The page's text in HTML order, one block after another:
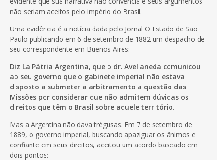
não seriam aceitos pelo império do Brasil.
Uma evidência é a notícia dada pelo Jornal O Estado de São
Paulo publicando em 6 de setembro de 1882 um despacho de
seu correspondente em Buenos Aires:
Diz La Pátria Argentina, que o dr. Avellaneda comunicou
ao seu governo que o gabinete imperial não estava
disposto a submeter a arbitramento a questão das
Missões por considerar que não admitem dúvidas os
direitos que têm o Brasil sobre aquele território.
Mas a Argentina não dava trégusas. Em 7 de setembro de
1889, o governo imperial, buscando apaziguar os ânimos e
confiante em seus direitos, aceitou um acordo baseado em
dois pontos: